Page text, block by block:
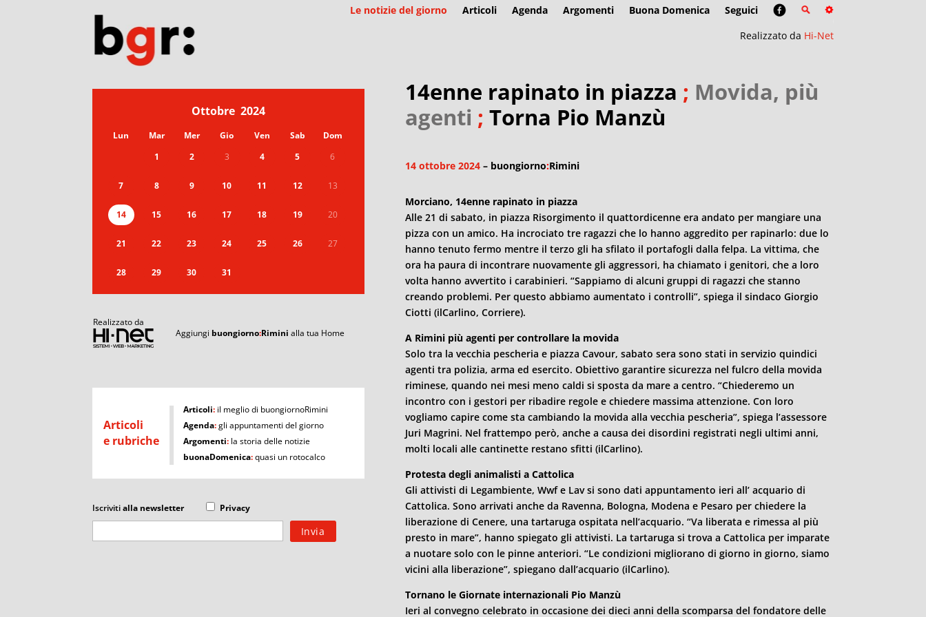
Le notizie del giorno Articoli Agenda Argomenti Buona Domenica
Seguici
Realizzato da Hi-Net
Ottobre 2024
Lun Mar Mer Gio Ven Sab
Dom
1
2 3 4 5 6
7 8 9 10 11 12 13
14 15 16 17 18 19 20
21 22 23 24 25 26 27
28 29 30 31
Realizzato da
Aggiungi buongiorno:Riminialla tua Home
Articoli
e rubriche
I Articoli: il meglio di buongiornoRimini
Agenda:gli appuntamenti del giorno
Argomenti: la storia delle notizie
buonaDomenica:quasi un rotocalco
Iscrivitialla newsletter Privacy
14enne rapinato in piazza ; Movida, più
agenti ;Torna Pio Manzù
14 ottobre 2024 – buongiorno:Rimini
Morciano, 14enne rapinato in piazza
Alle 21 di sabato, in piazza Risorgimento il quattordicenne era andato per mangiare una
pizza con un amico. Ha incrociato tre ragazzi che lo hanno aggredito per rapinarlo: due lo
hanno tenuto fermo mentre il terzo gli ha sfilato il portafogli dalla felpa. La vittima, che
ora ha paura di incontrare nuovamente gli aggressori, ha chiamato i genitori, che a loro
volta hanno avvertito i carabinieri. “Sappiamo di alcuni gruppi di ragazzi che stanno
creando problemi. Per questo abbiamo aumentato i controlli”, spiega il sindaco Giorgio
Ciotti (ilCarlino, Corriere).
A Rimini più agenti per controllare la movida
Solo tra la vecchia pescheria e piazza Cavour, sabato sera sono stati in servizio quindici
agenti tra polizia, arma ed esercito. Obiettivo garantire sicurezza nel fulcro della movida
riminese, quando nei mesi meno caldi si sposta da mare a centro. “Chiederemo un
incontro con i gestori per ribadire regole e chiedere massima attenzione. Con loro
vogliamo capire come sta cambiando la movida alla vecchia pescheria”, spiega l’assessore
Juri Magrini. Nel frattempo però, anche a causa dei disordini registrati negli ultimi anni,
molti locali alle cantinette restano sfitti (ilCarlino).
Protesta degli animalisti a Cattolica
Gli attivisti di Legambiente, Wwf e Lav si sono dati appuntamento ieri all’ acquario di
Cattolica. Sono arrivati anche da Ravenna, Bologna, Modena e Pesaro per chiedere la
liberazione di Cenere, una tartaruga ospitata nell’acquario. “Va liberata e rimessa al più
presto in mare”, hanno spiegato gli attivisti. La tartaruga si trova a Cattolica per imparate
a nuotare solo con le pinne anteriori. “Le condizioni migliorano digiorno ingiorno, siamo
vicini alla liberazione”, spiegano dall’acquario (ilCarlino).
Tornano le Giornate internazionali Pio Manzù
Ieri al convegno celebrato in occasione dei dieci anni della scomparsa del fondatore delle